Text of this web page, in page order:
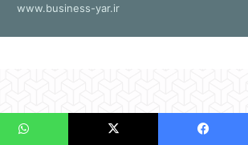
www.business-yar.ir